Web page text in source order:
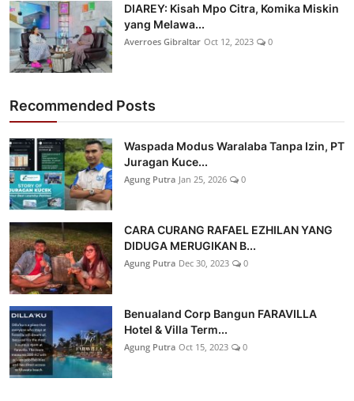
DIAREY: Kisah Mpo Citra, Komika Miskin
yang Melawa...
Averroes Gibraltar Oct 12, 2023 0
Recommended Posts
Waspada Modus Waralaba Tanpa Izin, PT
Juragan Kuce...
Agung Putra Jan 25, 2026 0
CARA CURANG RAFAEL EZHILAN YANG
DIDUGA MERUGIKAN B...
Agung Putra Dec 30, 2023 0
Benualand Corp Bangun FARAVILLA
Hotel & Villa Term...
Agung Putra Oct 15, 2023 0